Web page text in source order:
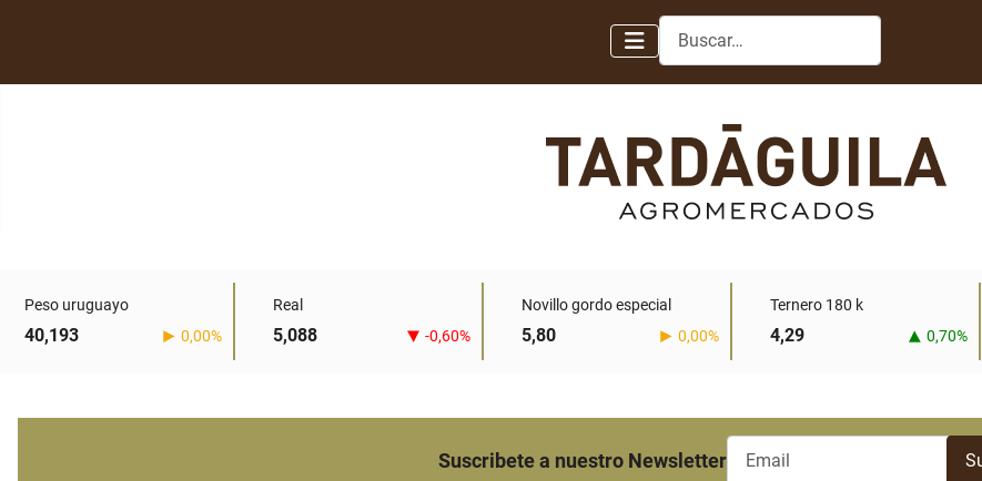
Buscar
Peso uruguayo
40,193 0,00%
Real
5,088 -0,60%
Novillo gordo especial
5,80 0,00%
Ternero 180 k
4,29 0,70%
Suscribete a nuestro Newsletter